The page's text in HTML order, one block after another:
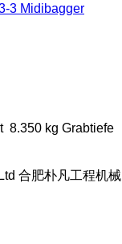
3 Midibagger
8.350 kg Grabtiefe
合肥朴凡工程机械